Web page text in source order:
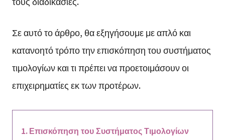
Σε αυτό το άρθρο, θα εξηγήσουμε με απλό και
κατανοητό τρόπο την επισκόπηση του συστήματος
τιμολογίων και τι πρέπει να προετοιμάσουν οι
επιχειρηματίες εκ των προτέρων.
Επισκόπηση του Συστήματος Τιμολογίων